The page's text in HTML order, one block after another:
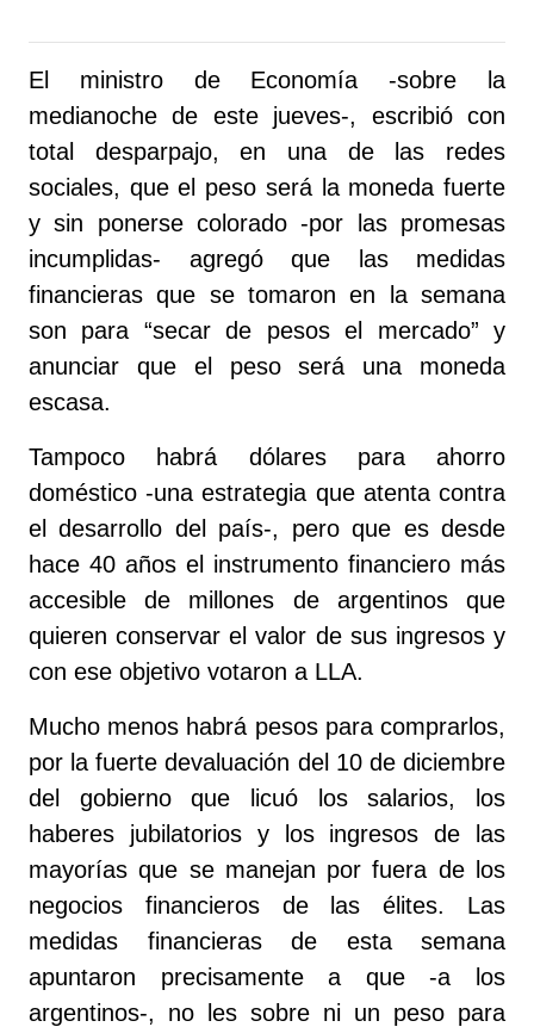
El ministro de Economía -sobre la
medianoche de este jueves-, escribió con
total desparpajo, en una de las redes
sociales, que el peso será la moneda fuerte
y sin ponerse colorado -por las promesas
incumplidas- agregó que las medidas
financieras que se tomaron en la semana
son para “secar de pesos el mercado” y
anunciar que el peso será una moneda
escasa.
Tampoco habrá dólares para ahorro
doméstico -una estrategia que atenta contra
el desarrollo del país-, pero que es desde
hace 40 años el instrumento financiero más
accesible de millones de argentinos que
quieren conservar el valor de sus ingresos y
con ese objetivo votaron a LLA.
Mucho menos habrá pesos para comprarlos,
por la fuerte devaluación del 10 de diciembre
del gobierno que licuó los salarios, los
haberes jubilatorios y los ingresos de las
mayorías que se manejan por fuera de los
negocios financieros de las élites. Las
medidas financieras de esta semana
apuntaron precisamente a que -a los
argentinos-, no les sobre ni un peso para